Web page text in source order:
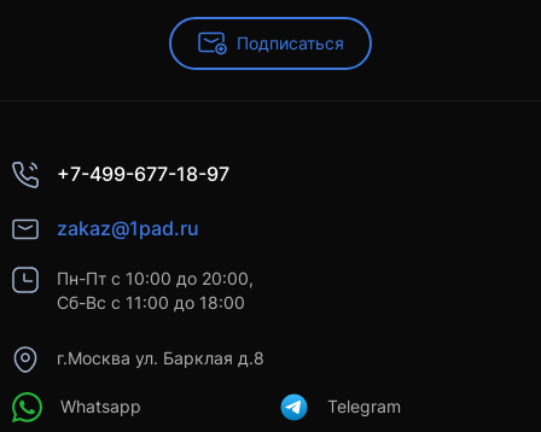
Подписаться
+7-499-677-18-97
zakaz@1pad.ru
Пн-Пт с 10:00 до 20:00,
Сб-Вс с 11:00 до 18:00
г.Москва ул. Барклая д.8
Whatsapp Telegram